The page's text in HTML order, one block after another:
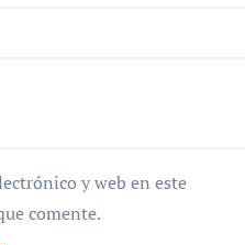
y web en este
comente.